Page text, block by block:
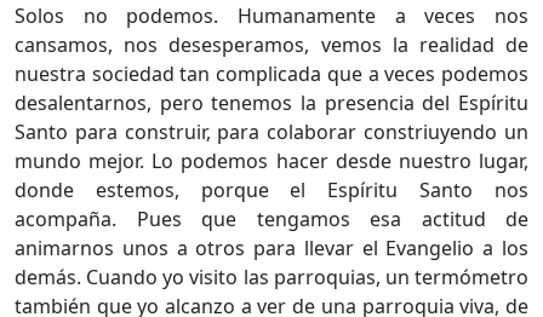
Solos no podemos. Humanamente a veces nos
cansamos, nos desesperamos, vemos la realidad de
nuestra sociedad tan complicada que a veces podemos
desalentarnos, pero tenemos la presencia del Espíritu
Santo para construir, para colaborar constriuyendo un
mundo mejor. Lo podemos hacer desde nuestro lugar,
donde estemos, porque el Espíritu Santo nos
acompaña. Pues que tengamos esa actitud de
animarnos unos a otros para llevar el Evangelio a los
demás. Cuando yo visito las parroquias, un termómetro
también que yo alcanzo a ver de una parroquia viva, de